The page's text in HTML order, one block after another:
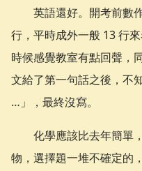
英語還好。開考前數
行，平時成外一般 13 行
時候感覺教室有點回聲，
文給了第一句話之後，不
…」，最終沒寫。
化學應該比去年簡單
物，選擇題一堆不確定的